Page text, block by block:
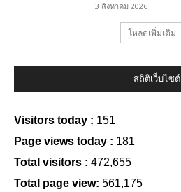
3 สิงหาคม 2026
โหลดเพิ่มเติม
สถิติเว็บไซต์
Visitors today : 151
Page views today : 181
Total visitors : 472,655
Total page view: 561,175